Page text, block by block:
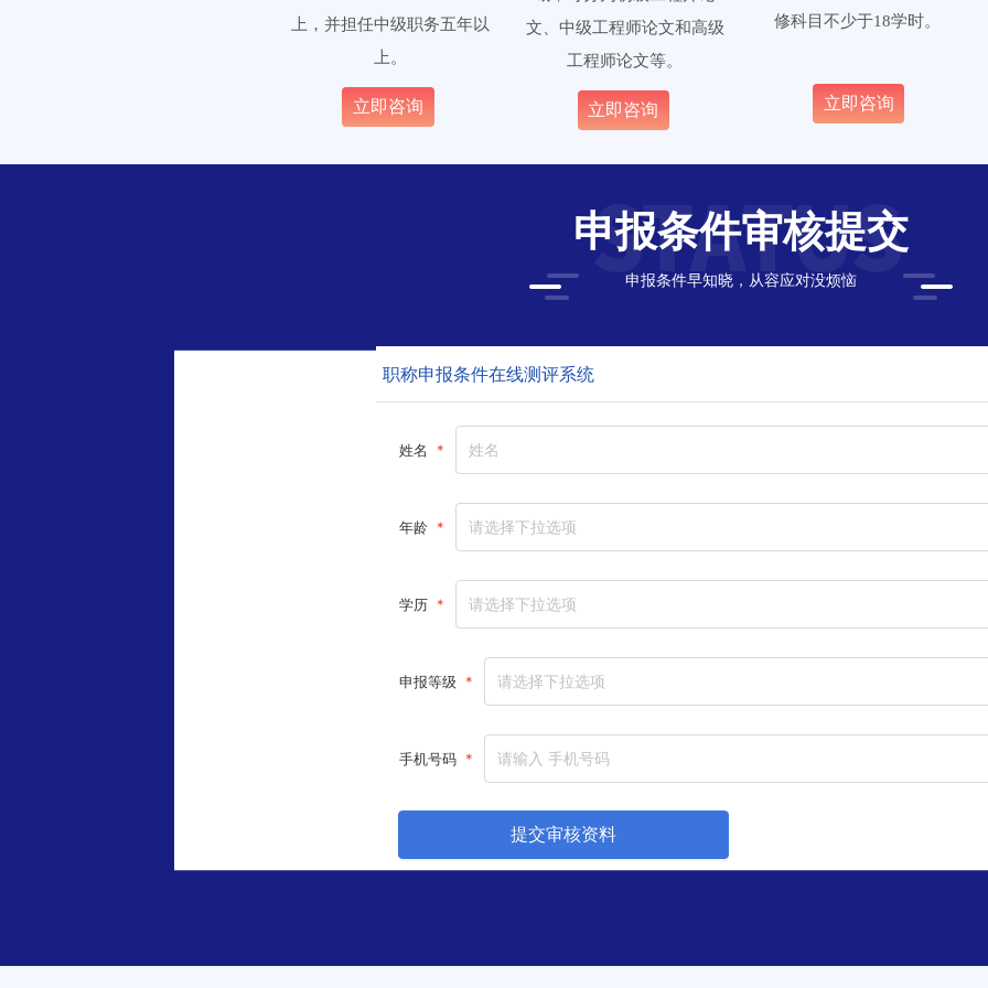
上，并担任中级职务五年以
上。
立即咨询
文、中级工程师论文和高级
工程师论文等。
立即咨询
修科目不少于18学时。
立即咨询
申报条件审核提交
申报条件早知晓，从容应对没烦恼
职称申报条件在线测评系统
姓名 *
年龄 * 请选择下拉选项
学历 * 请选择下拉选项
申报等级 * 请选择下拉选项
手机号码 *
提交审核资料